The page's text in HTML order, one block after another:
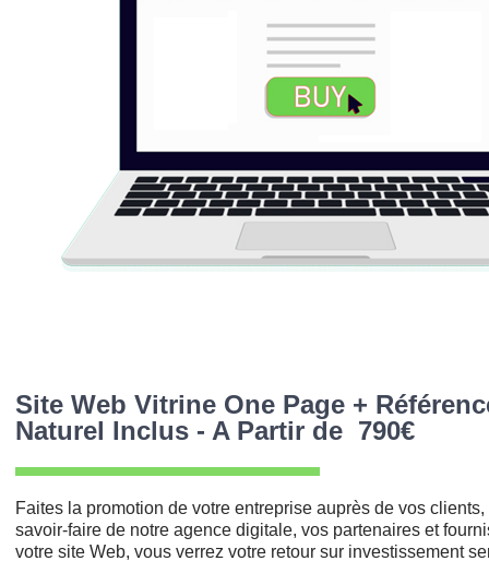
Site Web Vitrine One Page +
Naturel Inclus - A Partir de 790€
Faites la promotion de votre entreprise auprès de vos
savoir-faire de notre agence digitale, vos partenaires et
votre site Web, vous verrez votre retour sur investissement